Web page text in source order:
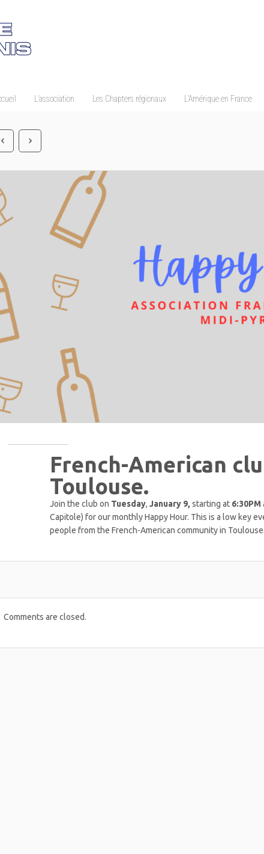
L’association Les Chapters régionaux L’Amérique en France
French-American
Toulouse.
Join the club on Tuesday, January 9, starting at 6:30PM
Capitole) for our monthly Happy Hour. This is a low key
people from the French-American community in Toulouse.
Comments are closed.